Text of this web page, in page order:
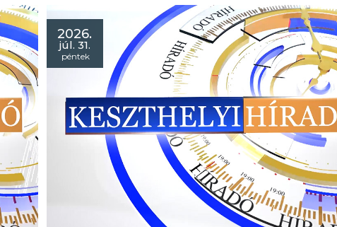
Híradó 2026. augusztus 03.
- Hőség: a vízzel és árammal is takarékoskodik az
önkormányzat!
- Helikon strand: károkozásra gyanakodnak, feljelentést
- Érték vagy!: átadták a vonyarcvashegyi halászkertet!
2026.
júl. 31.
péntek